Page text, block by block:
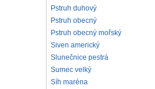
Pstruh duhový
Pstruh obecný
Pstruh obecný mořský
Siven americký
Slunečnice pestrá
Sumec velký
Síh maréna